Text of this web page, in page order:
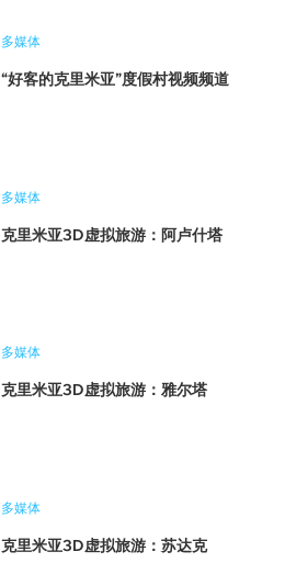
多媒体
“好客的克里米亚”度假村视频频道
多媒体
克里米亚3D虚拟旅游：阿卢什塔
多媒体
克里米亚3D虚拟旅游：雅尔塔
多媒体
克里米亚3D虚拟旅游：苏达克